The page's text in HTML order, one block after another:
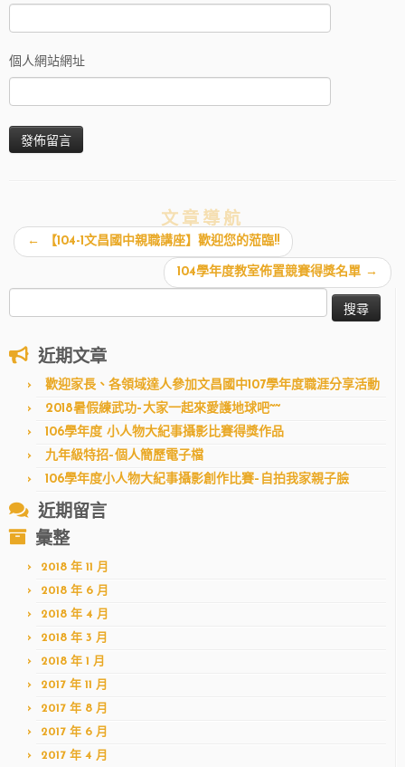
個人網站網址
文章導航
← 【104-1文昌國中親職講座】歡迎您的蒞臨!!
104學年度教室佈置競賽得獎名單 →
尋
鍵
近期文章
歡迎家長、各領域達人參加文昌國中107學年度職涯分享活動
2018暑假練武功–大家一起來愛護地球吧~~
106學年度 小人物大紀事攝影比賽得獎作品
九年級特招–個人簡歷電子檔
106學年度小人物大紀事攝影創作比賽–自拍我家親子臉
近期留言
彙整
2018 年 11 月
2018 年 6 月
2018 年 4 月
2018 年 3 月
2018 年 1 月
2017 年 11 月
2017 年 8 月
2017 年 6 月
2017 年 4 月